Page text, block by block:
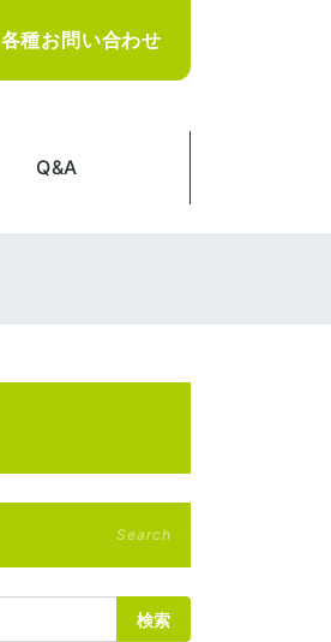
各種お問い合わせ
Q&A
Search
検索